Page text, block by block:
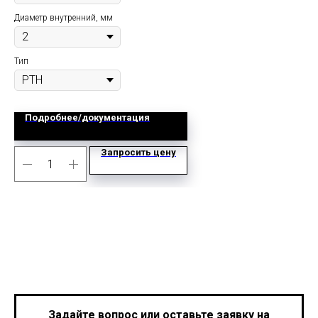
Диаметр внутренний, мм
Тип
Подробнее/документация
Запросить цену
Задайте вопрос или оставьте заявку на